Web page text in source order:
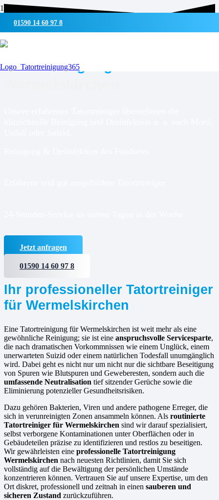
01590 14 60 97 8
UMWELTSCHONENDE REINIGUNG & DESINFEKTION
Tatortreinigung für
Jetzt anfragen
01590 14 60 97 8
Ihr professioneller Tatortreiniger
für Wermelskirchen
Eine Tatortreinigung für Wermelskirchen ist weit mehr als eine
gewöhnliche Reinigung; sie ist eine anspruchsvolle Servicesparte,
die nach dramatischen Vorkommnissen wie einem Unglück, einem
unerwarteten Suizid oder einem natürlichen Todesfall unumgänglich
wird. Dabei geht es nicht nur um nicht nur die sichtbare Beseitigung
von Spuren wie Blutspuren und Geweberesten, sondern auch die
umfassende Neutralisation tief sitzender Gerüche sowie die
Eliminierung potenzieller Gesundheitsrisiken.
Dazu gehören Bakterien, Viren und andere pathogene Erreger, die
sich in verunreinigten Zonen ansammeln können. Als routinierte
Tatortreiniger für Wermelskirchen sind wir darauf spezialisiert,
selbst verborgene Kontaminationen unter Oberflächen oder in
Gebäudeteilen präzise zu identifizieren und restlos zu beseitigen.
Wir gewährleisten eine professionelle Tatortreinigung
Wermelskirchen nach neuesten Richtlinien, damit Sie sich
vollständig auf die Bewältigung der persönlichen Umstände
konzentrieren können. Vertrauen Sie auf unsere Expertise, um den
Ort diskret, professionell und zeitnah in einen sauberen und
sicheren Zustand zurückzuführen.